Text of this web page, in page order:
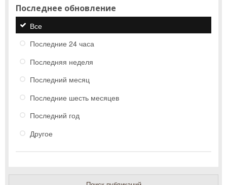
Последнее обновление
Все
Последние 24 часа
Последняя неделя
Последний месяц
Последние шесть месяцев
Последний год
Другое